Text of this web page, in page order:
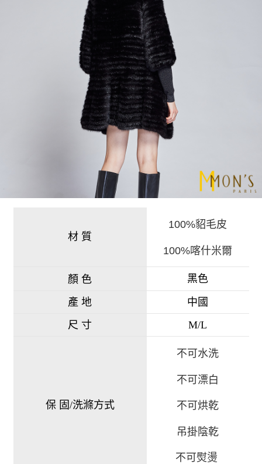
材 質
100%貂毛皮
100%喀什米爾
顏 色
黑色
產 地
中國
尺 寸
M/L
保 固/洗滌方式
不可水洗
不可漂白
不可烘乾
吊掛陰乾
不可熨燙